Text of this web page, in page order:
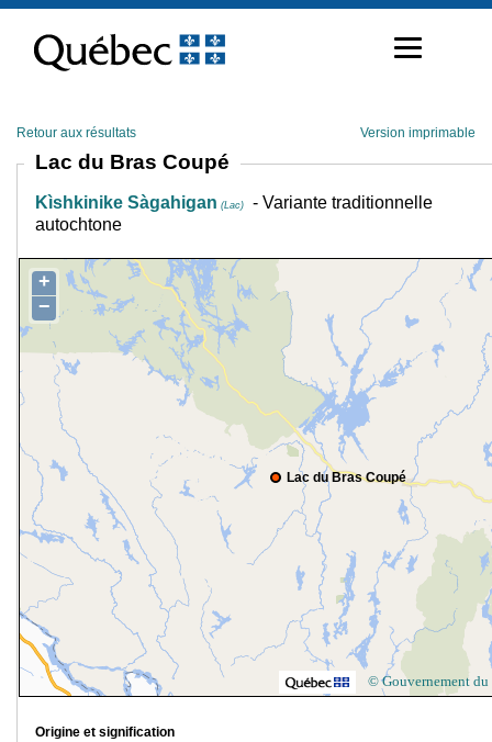
contenu
Retour aux résultats Version imprimable
Lac du Bras Coupé
Kìshkinike Sàgahigan (Lac)
- Variante traditionnelle
autochtone
Lac du Bras Coupé
+
−
© Gouvernement du
Origine et signification